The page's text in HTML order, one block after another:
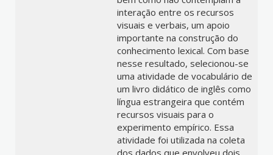
interação entre os recursos
visuais e verbais, um apoio
importante na construção do
conhecimento lexical. Com base
nesse resultado, selecionou-se
uma atividade de vocabulário de
um livro didático de inglês como
língua estrangeira que contém
recursos visuais para o
experimento empírico. Essa
atividade foi utilizada na coleta